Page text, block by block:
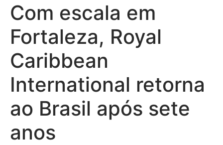
Com escala em
Fortaleza, Royal
Caribbean
International retorna
ao Brasil após sete
anos